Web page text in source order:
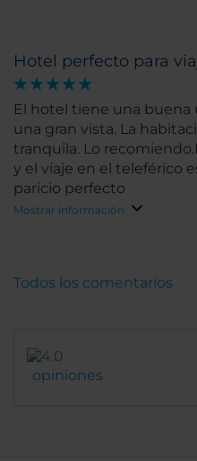
Hotel perfecto para
El hotel tiene una buena
una gran vista. La
tranquila. Lo
y el viaje en el teleférico
paricio perfecto
Mostrar información
opiniones
Todos los comentarios